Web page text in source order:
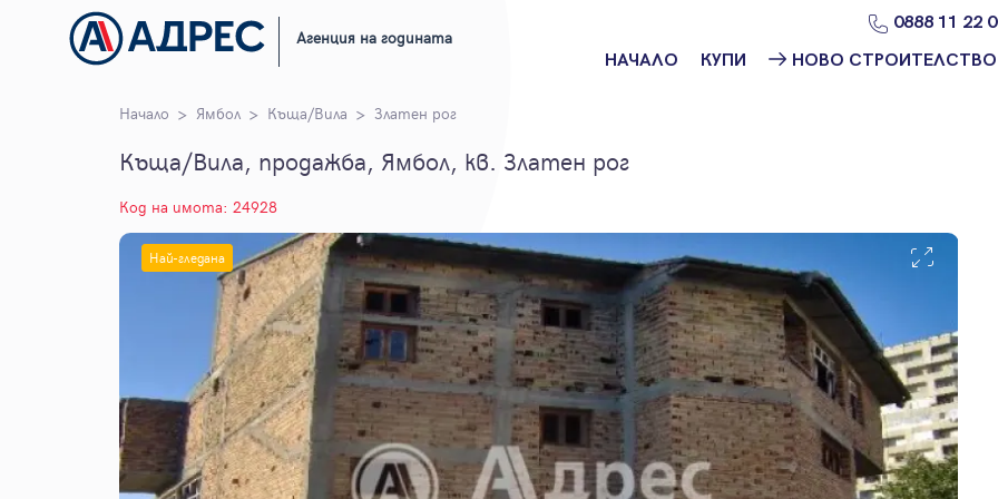
Агенция на годината
0888 11 22
НАЧАЛО КУПИ НОВО СТРОИТЕЛСТВО
строителство
Пловдив
Ново
строителство
Бургас
Проекти ново
строителство
Начало Ямбол Къща/Вила Златен рог
Къща/Вила, продажба, Ямбол, кв. Златен рог
Код на имота: 24928
Най-гледана